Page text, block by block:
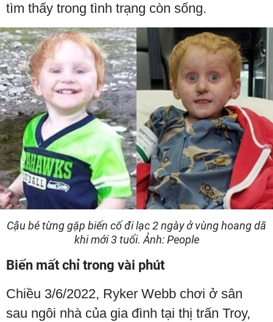
tìm thấy trong tình trạng còn sống.
Cậu bé từng gặp biến cố đi lạc 2 ngày ở vùng hoang dã
khi mới 3 tuổi. Ảnh: People
Biến mất chỉ trong vài phút
Chiều 3/6/2022, Ryker Webb chơi ở sân
sau ngôi nhà của gia đình tại thị trấn Troy,